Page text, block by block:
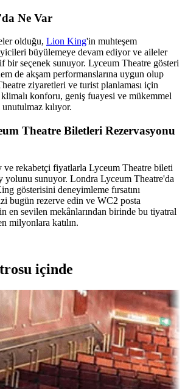
Ne Var
olduğu, Lion King'in muhteşem
büyülemeye devam ediyor ve aileler
bir seçenek sunuyor. Lyceum Theatre gösteri
de akşam performanslarına uygun olup
ziyaretleri ve turist planlaması için
konforu, geniş fuayesi ve mükemmel
kılıyor.
Theatre Biletleri Rezervasyonu
ve rekabetçi fiyatlarla Lyceum Theatre bileti
yolunu sunuyor. Londra Lyceum Theatre'da
gösterisini deneyimleme fırsatını
bugün rezerve edin ve WC2 posta
en sevilen mekânlarından birinde bu tiyatral
milyonlara katılın.
içinde